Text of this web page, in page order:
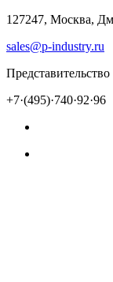
127247, Москва,
sales@p-industry.ru
+7·(495)·740·92·96